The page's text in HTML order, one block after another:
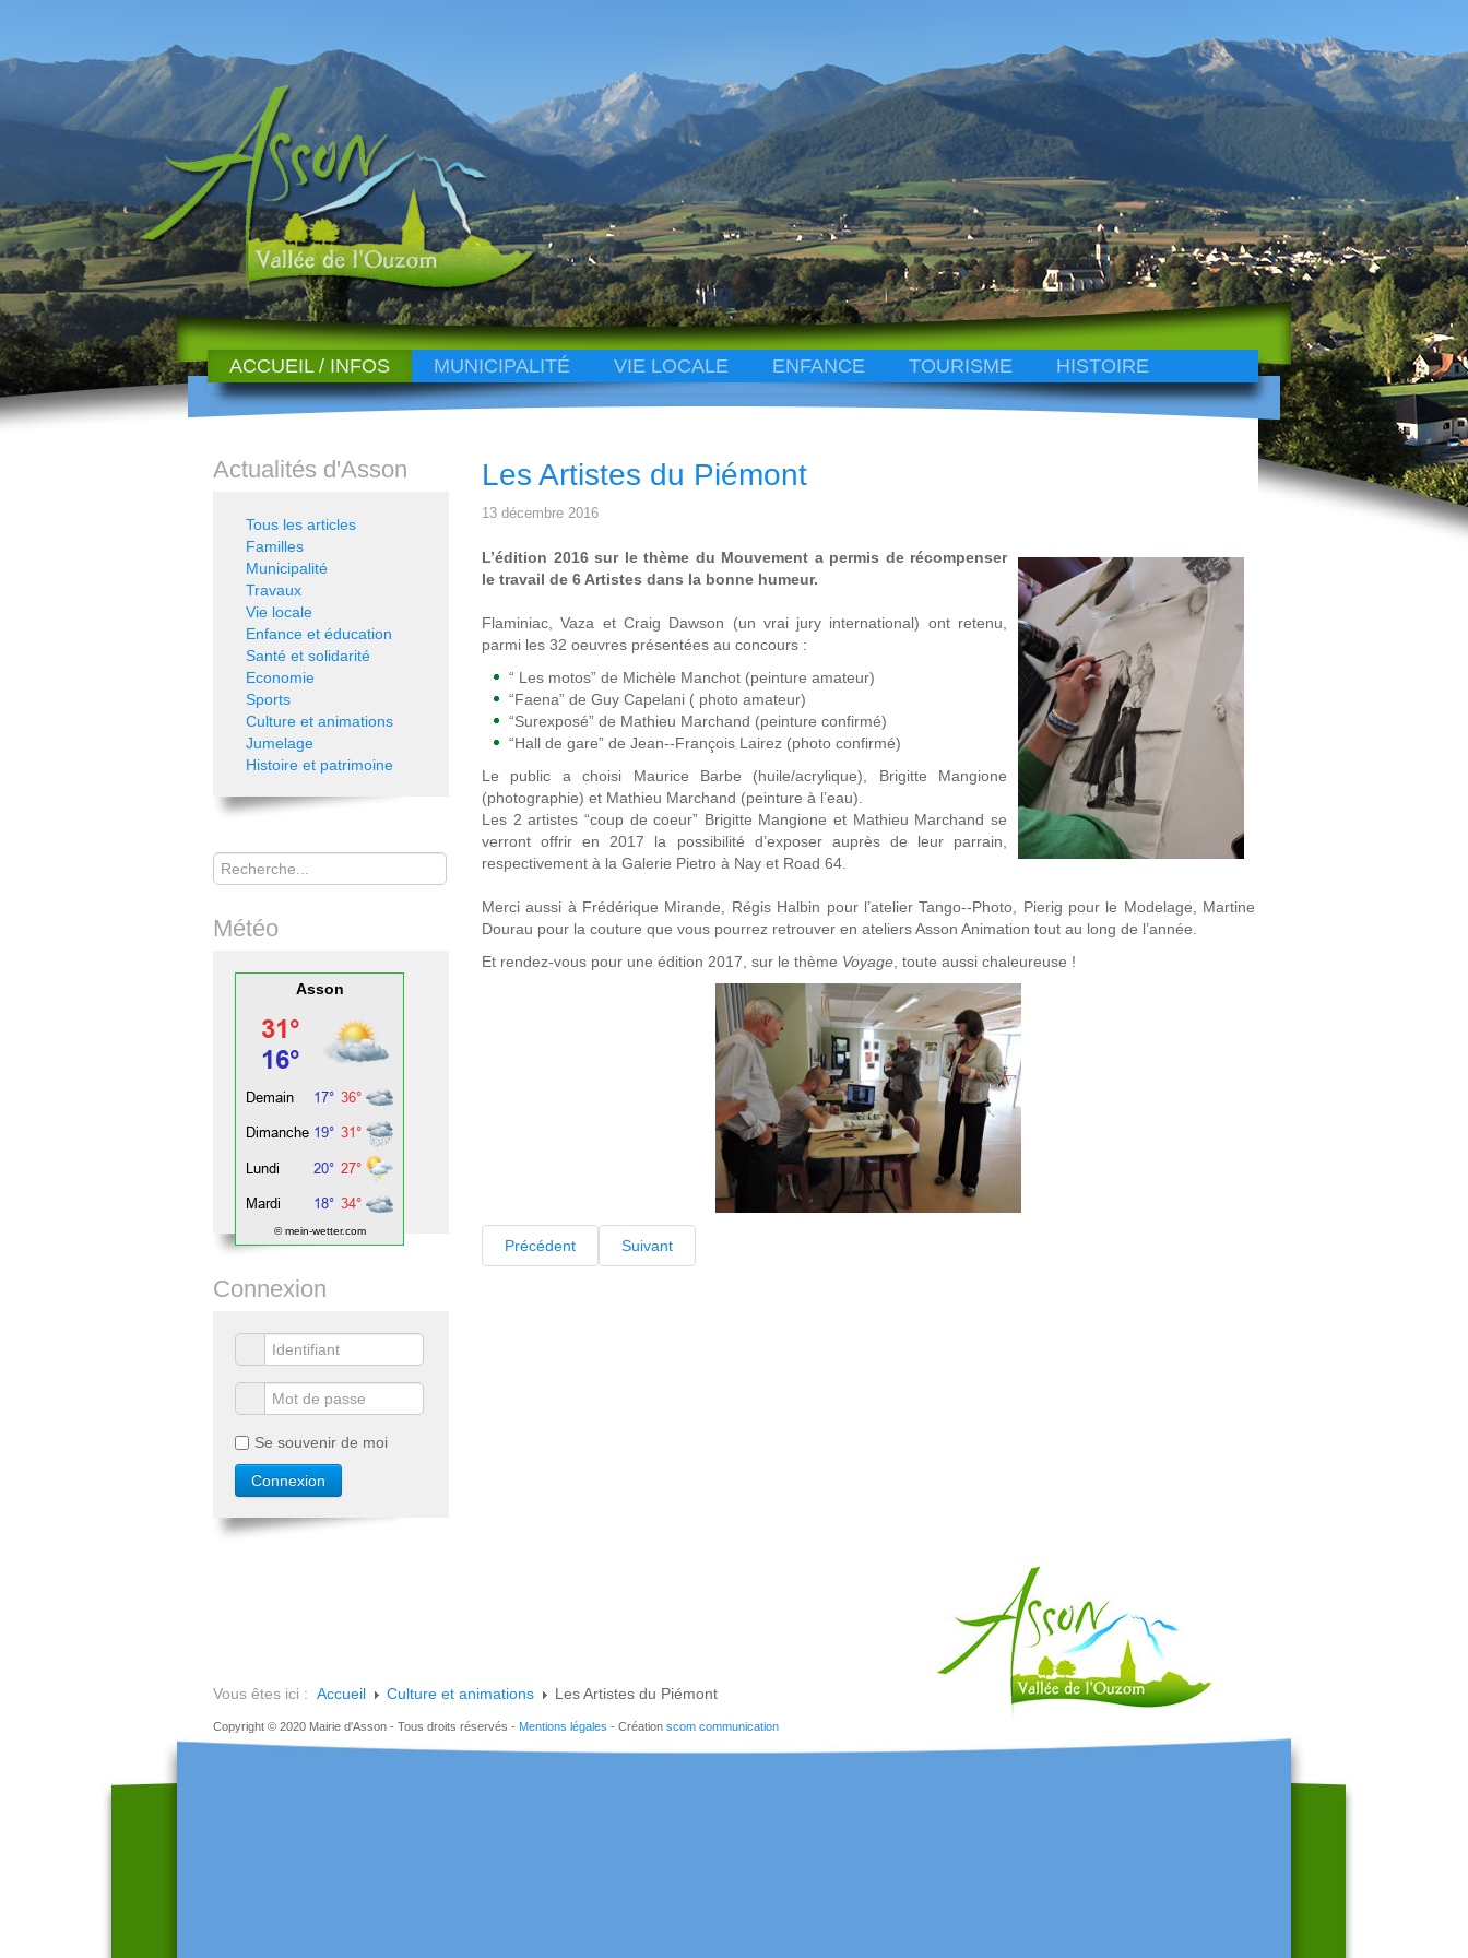
ACCUEIL / INFOS MUNICIPALITÉ VIE LOCALE ENFANCE TOURISME HISTOIRE
Les Artistes du Piémont
13 décembre 2016
L’édition 2016 sur le thème du Mouvement a permis de récompenser
le travail de 6 Artistes dans la bonne humeur.
Flaminiac, Vaza et Craig Dawson (un vrai jury international) ont retenu,
parmi les 32 oeuvres présentées au concours :
“ Les motos” de Michèle Manchot (peinture amateur)
“Faena” de Guy Capelani ( photo amateur)
“Surexposé” de Mathieu Marchand (peinture confirmé)
“Hall de gare” de Jean-­‐François Lairez (photo confirmé)
Le public a choisi Maurice Barbe (huile/acrylique), Brigitte Mangione
(photographie) et Mathieu Marchand (peinture à l’eau).
Les 2 artistes “coup de coeur” Brigitte Mangione et Mathieu Marchand se
verront offrir en 2017 la possibilité d’exposer auprès de leur parrain,
respectivement à la Galerie Pietro à Nay et Road 64.
Merci aussi à Frédérique Mirande, Régis Halbin pour l’atelier Tango-­‐Photo, Pierig pour le Modelage, Martine
Dourau pour la couture que vous pourrez retrouver en ateliers Asson Animation tout au long de l’année.
Et rendez-vous pour une édition 2017, sur le thème Voyage , toute aussi chaleureuse !
Précédent Suivant
Actualités d'Asson
Tous les articles
Familles
Municipalité
Travaux
Vie locale
Enfance et éducation
Santé et solidarité
Economie
Sports
Culture et animations
Jumelage
Histoire et patrimoine
Rechercher
Météo
Asson
© mein-wetter.com
Connexion
Se souvenir de moi
Vous êtes ici : Accueil Culture et animations Les Artistes du Piémont
Copyright © 2020 Mairie d'Asson - Tous droits réservés - Mentions légales - Création scom communication